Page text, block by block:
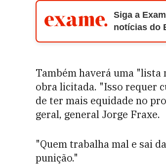
Siga a
notícias do
Também haverá uma "lista
obra licitada. "Isso requer
de ter mais equidade no
geral, general Jorge Fraxe.
"Quem trabalha mal e sai
punição."